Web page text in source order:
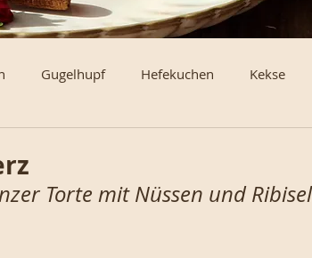
Gugelhupf Hefekuchen Kekse
Kleine
Torte mit Nüssen und